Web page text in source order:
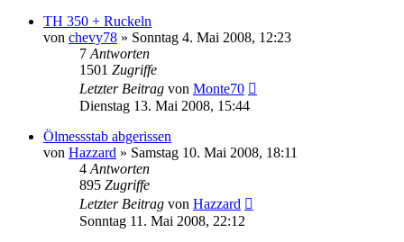
TH 350 + Ruckeln
von chevy78 » Sonntag 4. Mai 2008, 12:23
7 Antworten
1501 Zugriffe
Letzter Beitrag von Monte70
Dienstag 13. Mai 2008, 15:44
Ölmessstab abgerissen
von Hazzard » Samstag 10. Mai 2008, 18:11
4 Antworten
895 Zugriffe
Letzter Beitrag von Hazzard
Sonntag 11. Mai 2008, 22:12